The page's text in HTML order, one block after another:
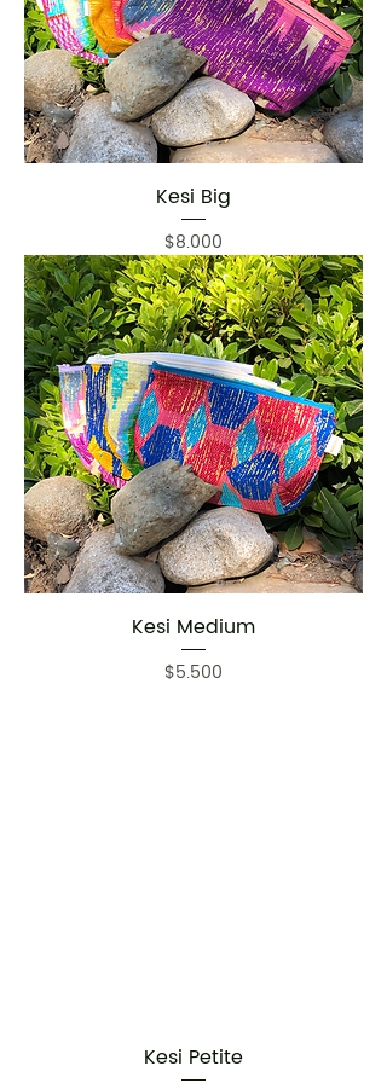
Kesi Big
Precio
$8.000
Kesi Medium
Precio
$5.500
Kesi Petite